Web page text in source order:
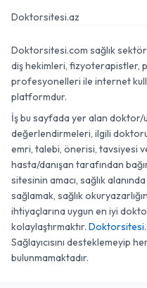
Doktorsitesi.az
Doktorsitesi.com sağlık
diş hekimleri, fizyoterapistler,
profesyonelleri ile internet
platformdur.
İş bu sayfada yer alan doktor/
değerlendirmeleri, ilgili
emri, talebi, önerisi, tavsiyesi
hasta/danışan tarafından
sitesinin amacı, sağlık
sağlamak, sağlık
ihtiyaçlarına uygun en iyi
kolaylaştırmaktır.
Sağlayıcısını desteklemeyip
bulunmamaktadır.